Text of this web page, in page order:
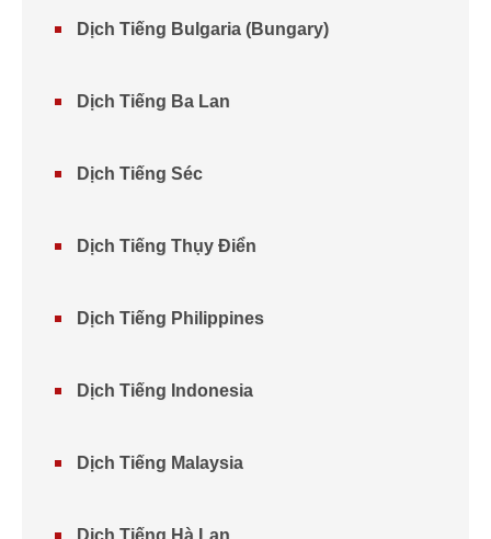
Dịch Tiếng Bulgaria (Bungary)
Dịch Tiếng Ba Lan
Dịch Tiếng Séc
Dịch Tiếng Thụy Điển
Dịch Tiếng Philippines
Dịch Tiếng Indonesia
Dịch Tiếng Malaysia
Dịch Tiếng Hà Lan